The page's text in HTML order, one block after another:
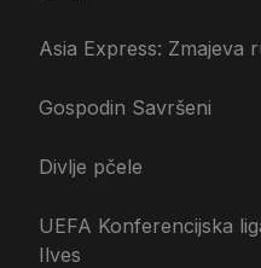
Asia Express: Zmajeva
Gospodin Savršeni
Divlje pčele
UEFA Konferencijska
Ilves